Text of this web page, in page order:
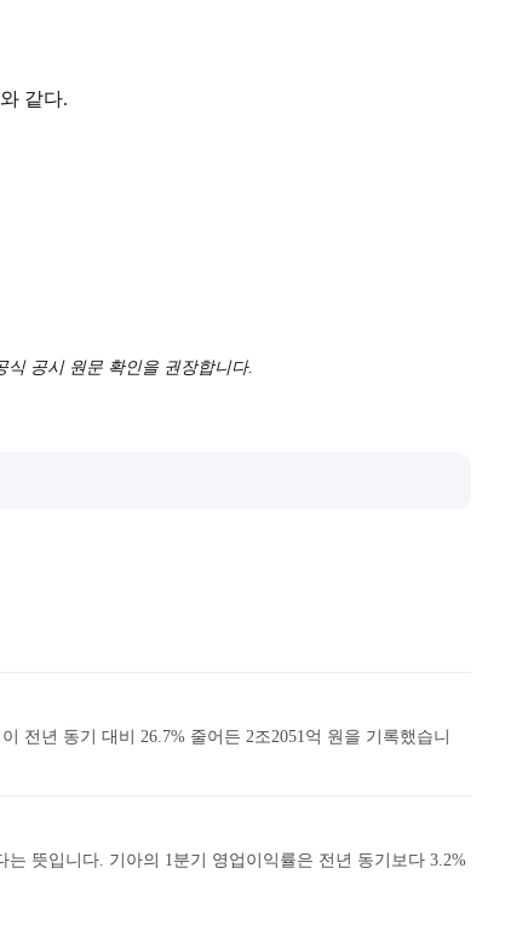
같다.
공시 원문 확인을 권장합니다.
전년 동기 대비 26.7% 줄어든 2조2051억 원을 기록했습니
뜻입니다. 기아의 1분기 영업이익률은 전년 동기보다 3.2%